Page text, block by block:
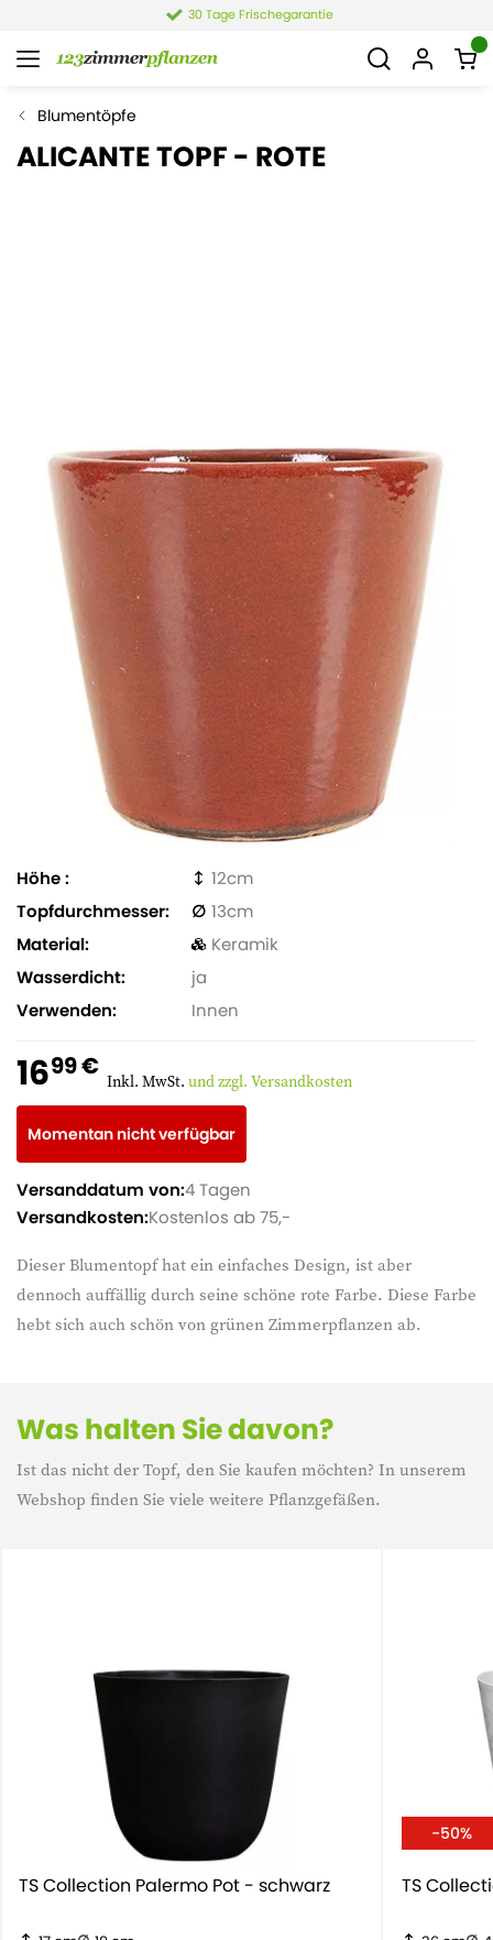
30 Tage Frischegarantie
Blumentöpfe
ALICANTE TOPF - ROTE
Dieser Blumentopf hat ein einfaches Design, ist aber
dennoch auffällig durch seine schöne rote Farbe. Diese Farbe
hebt sich auch schön von grünen Zimmerpflanzen ab.
Höhe
12
Topfdurchmesser
13
Material
Keramik
Wasserdicht
ja
Verwenden
Innen
1699 € Inkl. MwSt. und zzgl. Versandkosten
Momentan nicht verfügbar
Versanddatum von:4 Tagen
Versandkosten:Kostenlos ab 75,-
Was halten Sie davon?
Ist das nicht der Topf, den Sie kaufen möchten? In unserem
Webshop finden Sie viele weitere Pflanzgefäßen.
TS Collection Palermo Pot - schwarz
-50%
TS